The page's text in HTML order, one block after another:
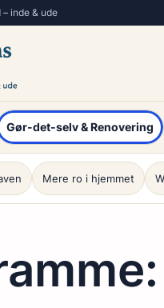
inde & ude
Gør-det-selv & Renovering
Mere ro i hjemmet